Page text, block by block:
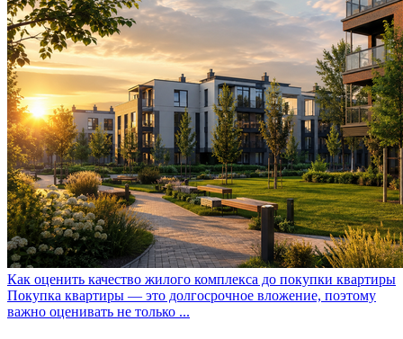
Как оценить качество жилого комплекса до покупки квартиры
Покупка квартиры — это долгосрочное вложение, поэтому
важно оценивать не только ...